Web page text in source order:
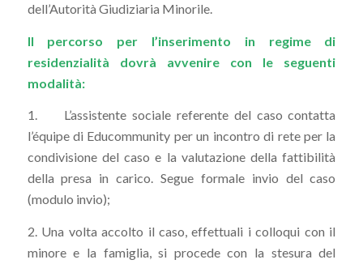
dell’Autorità Giudiziaria Minorile.
Il percorso per l’inserimento in regime di
residenzialità dovrà avvenire con le seguenti
modalità:
1. L’assistente sociale referente del caso contatta
l’équipe di Educommunity per un incontro di rete per la
condivisione del caso e la valutazione della fattibilità
della presa in carico. Segue formale invio del caso
(modulo invio);
2. Una volta accolto il caso, effettuali i colloqui con il
minore e la famiglia, si procede con la stesura del